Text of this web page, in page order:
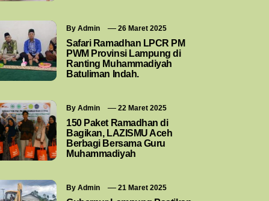
ByAdmin 26 Maret 2025
Safari Ramadhan LPCR PM
PWM Provinsi Lampung di
Ranting Muhammadiyah
Batuliman Indah.
ByAdmin 22 Maret 2025
150 Paket Ramadhan di
Bagikan, LAZISMU Aceh
Berbagi Bersama Guru
Muhammadiyah
ByAdmin 21 Maret 2025